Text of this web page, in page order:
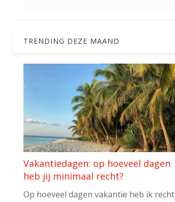
TRENDING DEZE MAAND
Vakantiedagen: op hoeveel dagen
heb jij minimaal recht?
Op hoeveel dagen vakantie heb ik recht